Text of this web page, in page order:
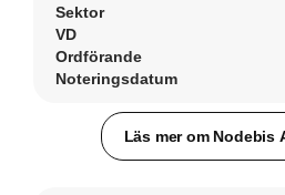
Sektor
VD
Ordförande
Noteringsdatum
Läs mer om Nodebis